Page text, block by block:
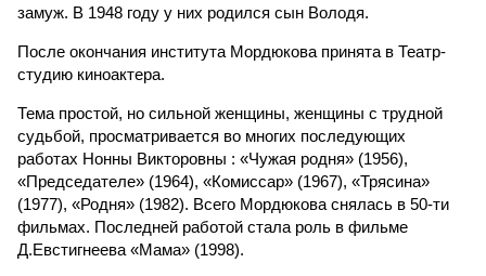
замуж. В 1948 году у них родился сын Володя.
После окончания института Мордюкова принята в Театр-
студию киноактера.
Тема простой, но сильной женщины, женщины с трудной
судьбой, просматривается во многих последующих
работах Нонны Викторовны : «Чужая родня» (1956),
«Председателе» (1964), «Комиссар» (1967), «Трясина»
(1977), «Родня» (1982). Всего Мордюкова снялась в 50-ти
фильмах. Последней работой стала роль в фильме
Д.Евстигнеева «Мама» (1998).